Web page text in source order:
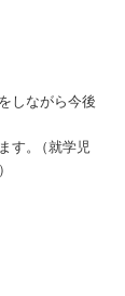
しながら今後
す。
（就学児